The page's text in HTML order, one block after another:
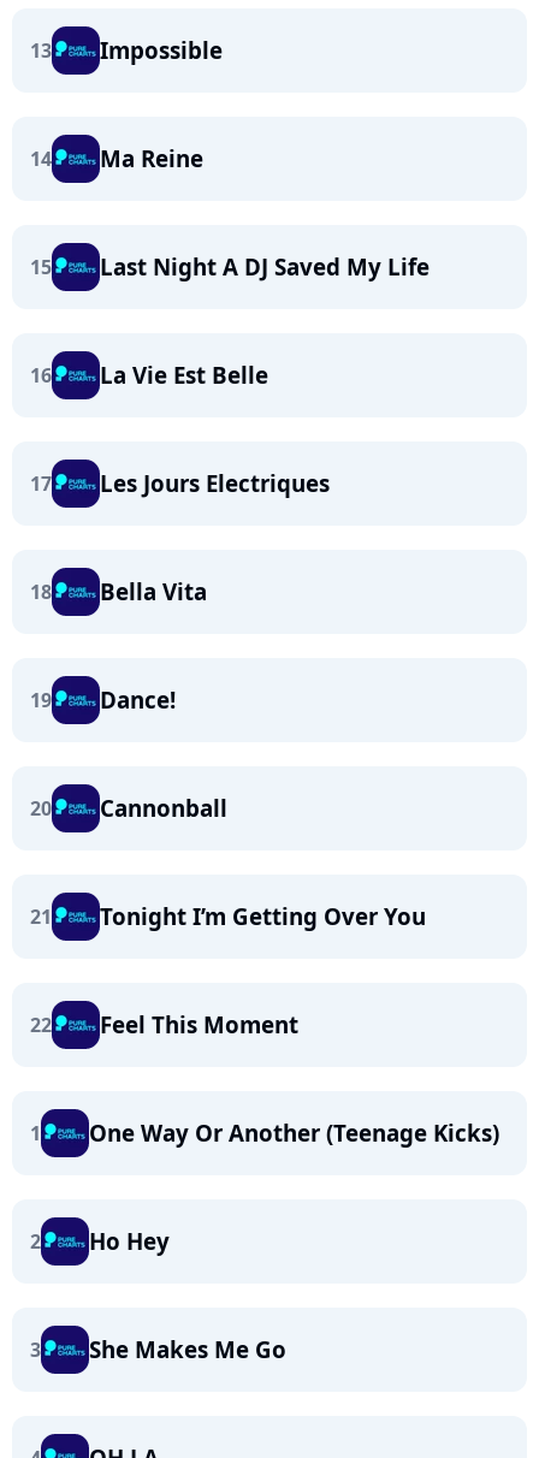
13 Impossible
14 Ma Reine
15 Last Night A DJ Saved My Life
16 La Vie Est Belle
17 Les Jours Electriques
18 Bella Vita
19 Dance!
20 Cannonball
21 Tonight I’m Getting Over You
22 Feel This Moment
1 One Way Or Another (Teenage Kicks)
2 Ho Hey
3 She Makes Me Go